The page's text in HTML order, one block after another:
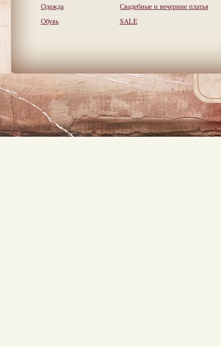
Одежда
Обувь
Свадебные и вечерние платья
SALE